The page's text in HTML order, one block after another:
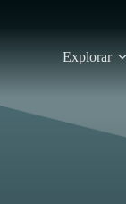
Explorar